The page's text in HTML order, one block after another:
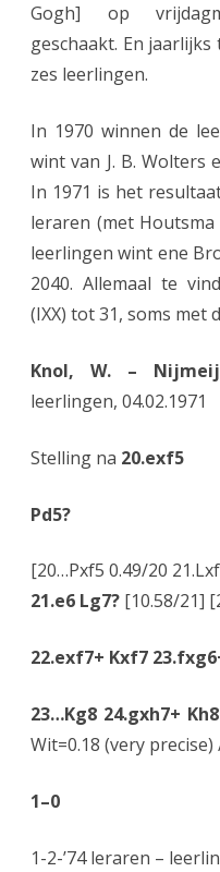
Gogh] op
geschaakt. En
zes leerlingen.
In 1970 winnen de
wint van J. B. Wolters
In 1971 is het
leraren (met Houtsma
leerlingen wint ene
2040. Allemaal te
(IXX) tot 31, soms met
Knol, W. –
leerlingen, 04.02.1971
Stelling na 20.exf5
Pd5?
[20…Pxf5 0.49/20
21.e6 Lg7? [10.58/21]
22.exf7+ Kxf7
23…Kg8 24.gxh7+
Wit=0.18 (very
1–0
1-2-’74 leraren –